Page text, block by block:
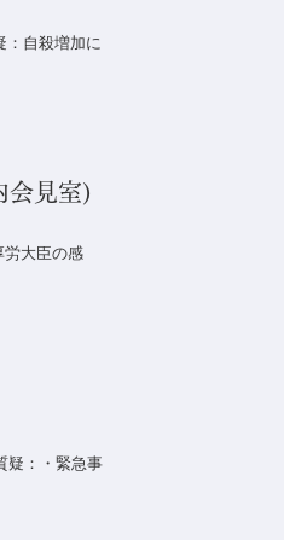
自殺増加に
会見室)
労大臣の感
疑：・緊急事